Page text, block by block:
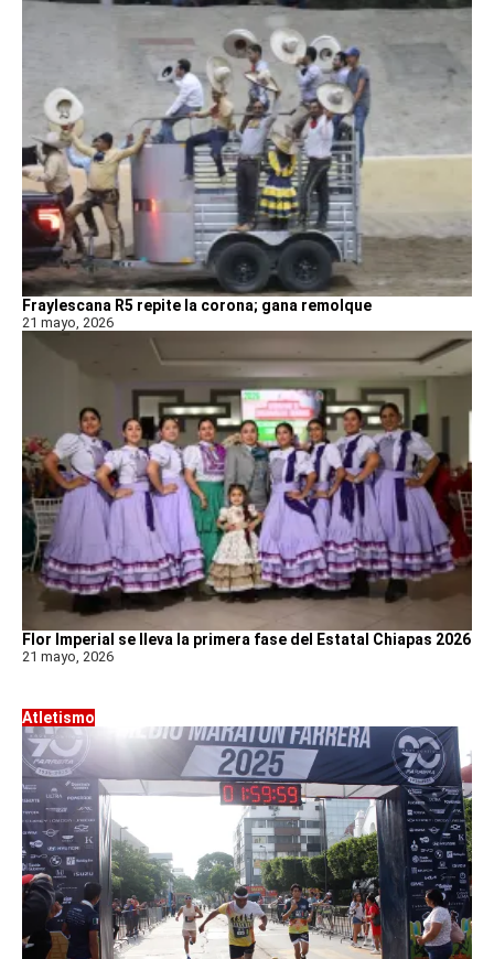
Fraylescana R5 repite la corona; gana remolque
21 mayo, 2026
Flor Imperial se lleva la primera fase del Estatal Chiapas 2026
21 mayo, 2026
Atletismo